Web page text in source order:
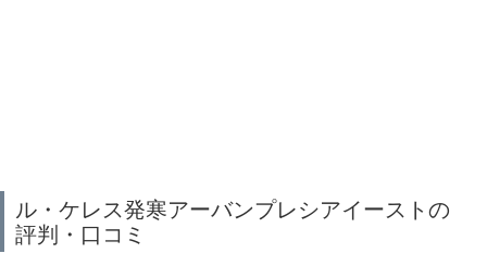
ル・ケレス発寒アーバンプレシアイーストの
評判・口コミ